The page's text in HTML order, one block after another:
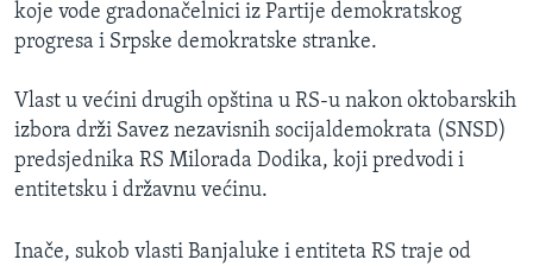
koje vode gradonačelnici iz Partije demokratskog
progresa i Srpske demokratske stranke.
Vlast u većini drugih opština u RS-u nakon oktobarskih
izbora drži Savez nezavisnih socijaldemokrata (SNSD)
predsjednika RS Milorada Dodika, koji predvodi i
entitetsku i državnu većinu.
Inače, sukob vlasti Banjaluke i entiteta RS traje od